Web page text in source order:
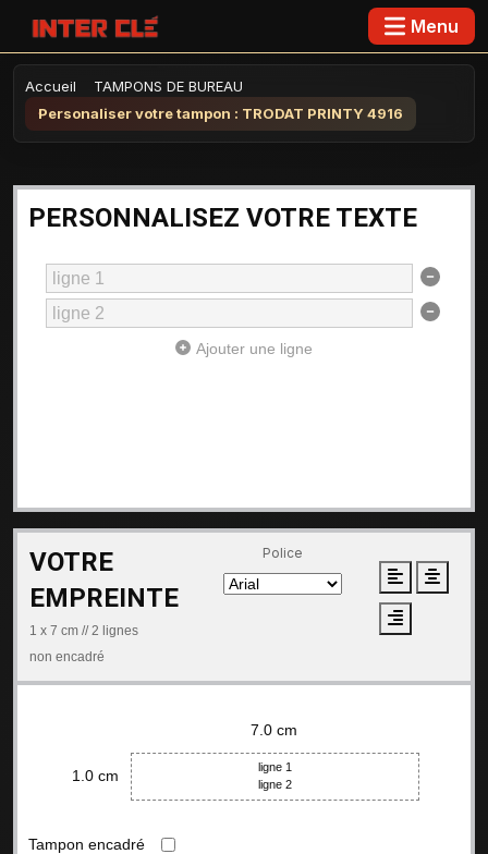
Menu
Accueil
TAMPONS DE BUREAU
Personaliser votre tampon : TRODAT PRINTY 4916
PERSONNALISEZ VOTRE TEXTE
Ajouter une ligne
VOTRE
EMPREINTE
1 x 7 cm // 2 lignes
non encadré
Police
7.0 cm
1.0 cm
ligne 1
ligne 2
Tampon encadré